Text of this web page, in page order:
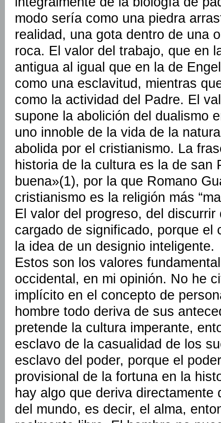
modo sería como una piedra
realidad, una gota dentro de una
roca. El valor del trabajo, que en
antigua al igual que en la de
como una esclavitud, mientras
como la actividad del Padre. El
supone la abolición del dualismo
uno innoble de la vida de la
abolida por el cristianismo. La
historia de la cultura es la de san
buena»(1), por la que Romano
cristianismo es la religión más
El valor del progreso, del
cargado de significado, porque el
la idea de un designio inteligente.
Estos son los valores
occidental, en mi opinión. No he
implícito en el concepto de
hombre todo deriva de sus
pretende la cultura imperante,
esclavo de la casualidad de los
esclavo del poder, porque el
provisional de la fortuna en la
hay algo que deriva directamente
del mundo, es decir, el alma,